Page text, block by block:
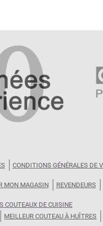
CONDITIONS GÉNÉRALES DE
MON MAGASIN REVENDEURS
COUTEAUX DE CUISINE
MEILLEUR COUTEAU À HUÎTRES